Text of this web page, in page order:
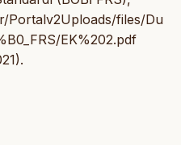
Portalv2Uploads/files/Du
EK%202.pdf